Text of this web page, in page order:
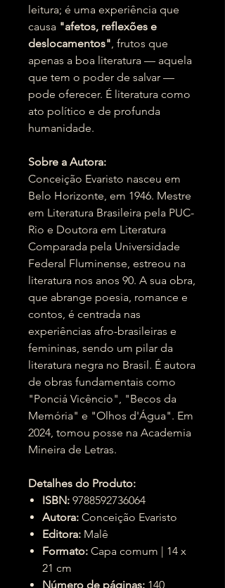
leitura; é uma experiência que
causa "afetos, reflexões e
deslocamentos", frutos que
apenas a boa literatura — aquela
que tem o poder de salvar —
pode oferecer. É literatura como
ato político e de profunda
humanidade.
Sobre a Autora:
Conceição Evaristo nasceu em
Belo Horizonte, em 1946. Mestre
em Literatura Brasileira pela PUC-
Rio e Doutora em Literatura
Comparada pela Universidade
Federal Fluminense, estreou na
literatura nos anos 90. A sua obra,
que abrange poesia, romance e
contos, é centrada nas
experiências afro-brasileiras e
femininas, sendo um pilar da
literatura negra no Brasil. É autora
de obras fundamentais como
"Ponciá Vicêncio", "Becos da
Memória" e "Olhos d'Água". Em
2024, tomou posse na Academia
Mineira de Letras.
Detalhes do Produto:
ISBN: 9788592736064
Autora: Conceição Evaristo
Editora: Malê
Formato: Capa comum | 14 x
21 cm
Número de páginas: 140